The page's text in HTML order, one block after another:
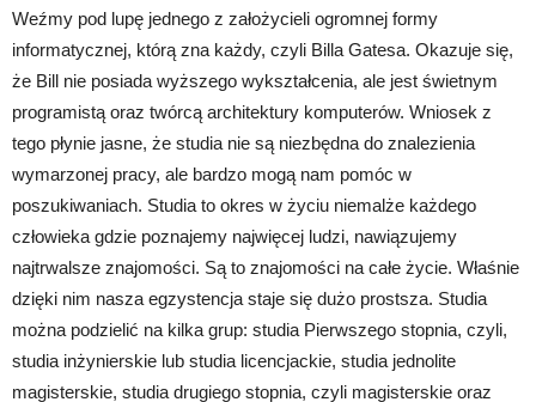
Weźmy pod lupę jednego z założycieli ogromnej formy
informatycznej, którą zna każdy, czyli Billa Gatesa. Okazuje się,
że Bill nie posiada wyższego wykształcenia, ale jest świetnym
programistą oraz twórcą architektury komputerów. Wniosek z
tego płynie jasne, że studia nie są niezbędna do znalezienia
wymarzonej pracy, ale bardzo mogą nam pomóc w
poszukiwaniach. Studia to okres w życiu niemalże każdego
człowieka gdzie poznajemy najwięcej ludzi, nawiązujemy
najtrwalsze znajomości. Są to znajomości na całe życie. Właśnie
dzięki nim nasza egzystencja staje się dużo prostsza. Studia
można podzielić na kilka grup: studia Pierwszego stopnia, czyli,
studia inżynierskie lub studia licencjackie, studia jednolite
magisterskie, studia drugiego stopnia, czyli magisterskie oraz